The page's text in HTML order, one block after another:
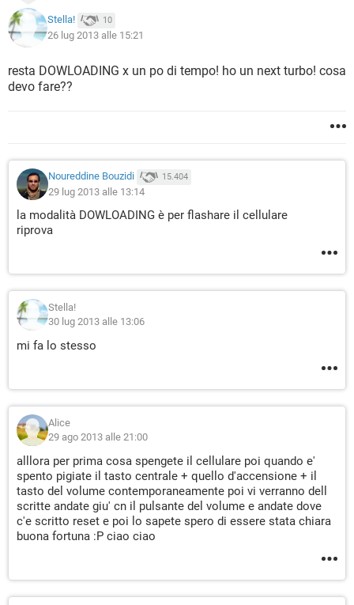
Stella! 10
26 lug 2013 alle 15:21
resta DOWLOADING x un po di tempo! ho un next turbo! cosa
devo fare??
Noureddine Bouzidi 15.404
29 lug 2013 alle 13:14
la modalità DOWLOADING è per flashare il cellulare
riprova
Stella!
30 lug 2013 alle 13:06
mi fa lo stesso
Alice
29 ago 2013 alle 21:00
alllora per prima cosa spengete il cellulare poi quando e'
spento pigiate il tasto centrale + quello d'accensione + il
tasto del volume contemporaneamente poi vi verranno dell
scritte andate giu' cn il pulsante del volume e andate dove
c'e scritto reset e poi lo sapete spero di essere stata chiara
buona fortuna :P ciao ciao